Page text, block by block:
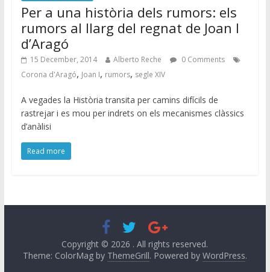
Per a una història dels rumors: els
rumors al llarg del regnat de Joan I
d’Aragó
15 December, 2014 Alberto Reche
0 Comments
Corona d'Aragó, Joan I, rumors, segle XIV
A vegades la Història transita per camins difícils de
rastrejar i es mou per indrets on els mecanismes clàssics
d’anàlisi
Read more
Copyright © 2026 . All rights reserved.
Theme: ColorMag by ThemeGrill. Powered by WordPress.